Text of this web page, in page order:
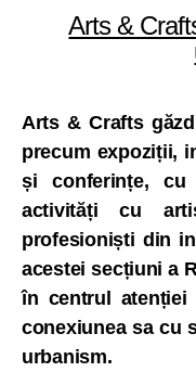
Arts &
Arts & Crafts
precum expoziții,
și conferințe, cu
activități cu
profesioniști din
acestei secțiuni a
în centrul atenției
conexiunea sa cu
urbanism.